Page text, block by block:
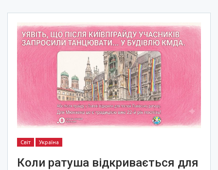
Світ Україна
Коли ратуша відкривається для